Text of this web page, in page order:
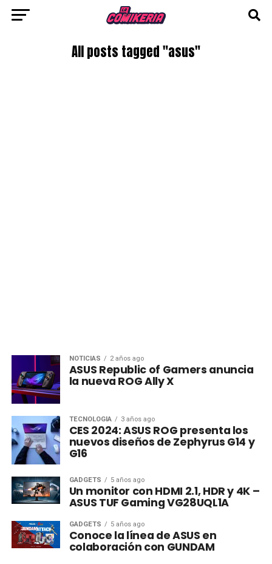
All posts tagged "asus"
NOTICIAS 2 años ago
ASUS Republic of Gamers anuncia
la nueva ROG Ally X
TECNOLOGÍA 3 años ago
CES 2024: ASUS ROG presenta los
nuevos diseños de Zephyrus G14 y
G16
GADGETS 5 años ago
Un monitor con HDMI 2.1, HDR y 4K –
ASUS TUF Gaming VG28UQL1A
GADGETS 5 años ago
Conoce la línea de ASUS en
colaboración con GUNDAM